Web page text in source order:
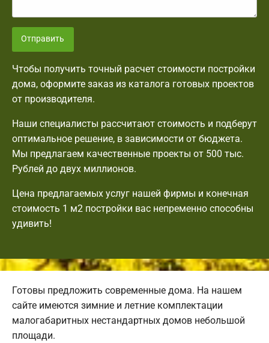
Отправить
Чтобы получить точный расчет стоимости постройки
дома, оформите заказ из каталога готовых проектов
от производителя.
Наши специалисты рассчитают стоимость и подберут
оптимальное решение, в зависимости от бюджета.
Мы предлагаем качественные проекты от 500 тыс.
Рублей до двух миллионов.
Цена предлагаемых услуг нашей фирмы и конечная
стоимость 1 м2 постройки вас непременно способны
удивить!
Готовы предложить современные дома. На нашем
сайте имеются зимние и летние комплектации
малогабаритных нестандартных домов небольшой
площади.